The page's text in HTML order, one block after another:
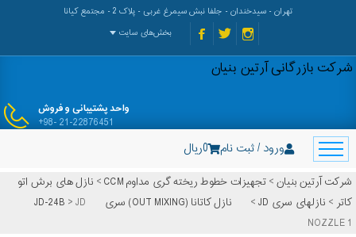
تهران - سیدخندان - جلفا نبش سیمرغ غربی - پلاک 2 - مجتمع کیانا
بخش‌های سایت
شرکت بازرگانی آرتین بنیان
واحد پشتیبانی و فروش
+98- 21-22876451
ورود / ثبت نام 0ریال
شرکت آرتین بنیان>تجهیزات خطوط ریخته گری مداوم CCM > نازل های برش اتو
کاتر> نازلهای سری JD > نازل کاتانا (OUT MIXING) سری JD-24B >JD
NOZZLE 1